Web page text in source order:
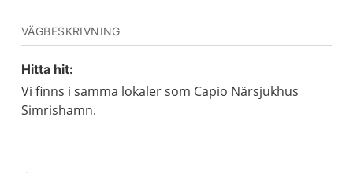
VÄGBESKRIVNING
Hitta hit:
Vi finns i samma lokaler som Capio Närsjukhus
Simrishamn.